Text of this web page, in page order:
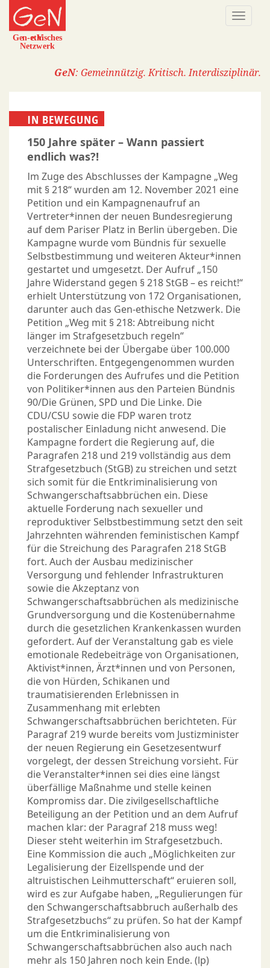
Direkt
zum
Inhalt
GeN: Gemeinnützig. Kritisch. Interdisziplinär.
IN BEWEGUNG
150 Jahre später – Wann passiert
endlich was?!
Im Zuge des Abschlusses der Kampagne „Weg
mit § 218“ wurden am 12. November 2021 eine
Petition und ein Kampagnenaufruf an
Vertreter*innen der neuen Bundesregierung
auf dem Pariser Platz in Berlin übergeben. Die
Kampagne wurde vom Bündnis für sexuelle
Selbstbestimmung und weiteren Akteur*innen
gestartet und umgesetzt. Der Aufruf „150
Jahre Widerstand gegen § 218 StGB – es reicht!“
erhielt Unterstützung von 172 Organisationen,
darunter auch das Gen-ethische Netzwerk. Die
Petition „Weg mit § 218: Abtreibung nicht
länger im Strafgesetzbuch regeln“
verzeichnete bei der Übergabe über 100.000
Unterschriften. Entgegengenommen wurden
die Forderungen des Aufrufes und die Petition
von Politiker*innen aus den Parteien Bündnis
90/Die Grünen, SPD und Die Linke. Die
CDU/CSU sowie die FDP waren trotz
postalischer Einladung nicht anwesend. Die
Kampagne fordert die Regierung auf, die
Paragrafen 218 und 219 vollständig aus dem
Strafgesetzbuch (StGB) zu streichen und setzt
sich somit für die Entkriminalisierung von
Schwangerschaftsabbrüchen ein. Diese
aktuelle Forderung nach sexueller und
reproduktiver Selbstbestimmung setzt den seit
Jahrzehnten währenden feministischen Kampf
für die Streichung des Paragrafen 218 StGB
fort. Auch der Ausbau medizinischer
Versorgung und fehlender Infrastrukturen
sowie die Akzeptanz von
Schwangerschaftsabbrüchen als medizinische
Grundversorgung und die Kostenübernahme
durch die gesetzlichen Krankenkassen wurden
gefordert. Auf der Veranstaltung gab es viele
emotionale Redebeiträge von Organisationen,
Aktivist*innen, Ärzt*innen und von Personen,
die von Hürden, Schikanen und
traumatisierenden Erlebnissen in
Zusammenhang mit erlebten
Schwangerschaftsabbrüchen berichteten. Für
Paragraf 219 wurde bereits vom Justizminister
der neuen Regierung ein Gesetzesentwurf
vorgelegt, der dessen Streichung vorsieht. Für
die Veranstalter*innen sei dies eine längst
überfällige Maßnahme und stelle keinen
Kompromiss dar. Die zivilgesellschaftliche
Beteiligung an der Petition und an dem Aufruf
machen klar: der Paragraf 218 muss weg!
Dieser steht weiterhin im Strafgesetzbuch.
Eine Kommission die auch „Möglichkeiten zur
Legalisierung der Eizellspende und der
altruistischen Leihmutterschaft“ eruieren soll,
wird es zur Aufgabe haben, „Regulierungen für
den Schwangerschaftsabbruch außerhalb des
Strafgesetzbuchs“ zu prüfen. So hat der Kampf
um die Entkriminalisierung von
Schwangerschaftsabbrüchen also auch nach
mehr als 150 Jahren noch kein Ende. (lp)